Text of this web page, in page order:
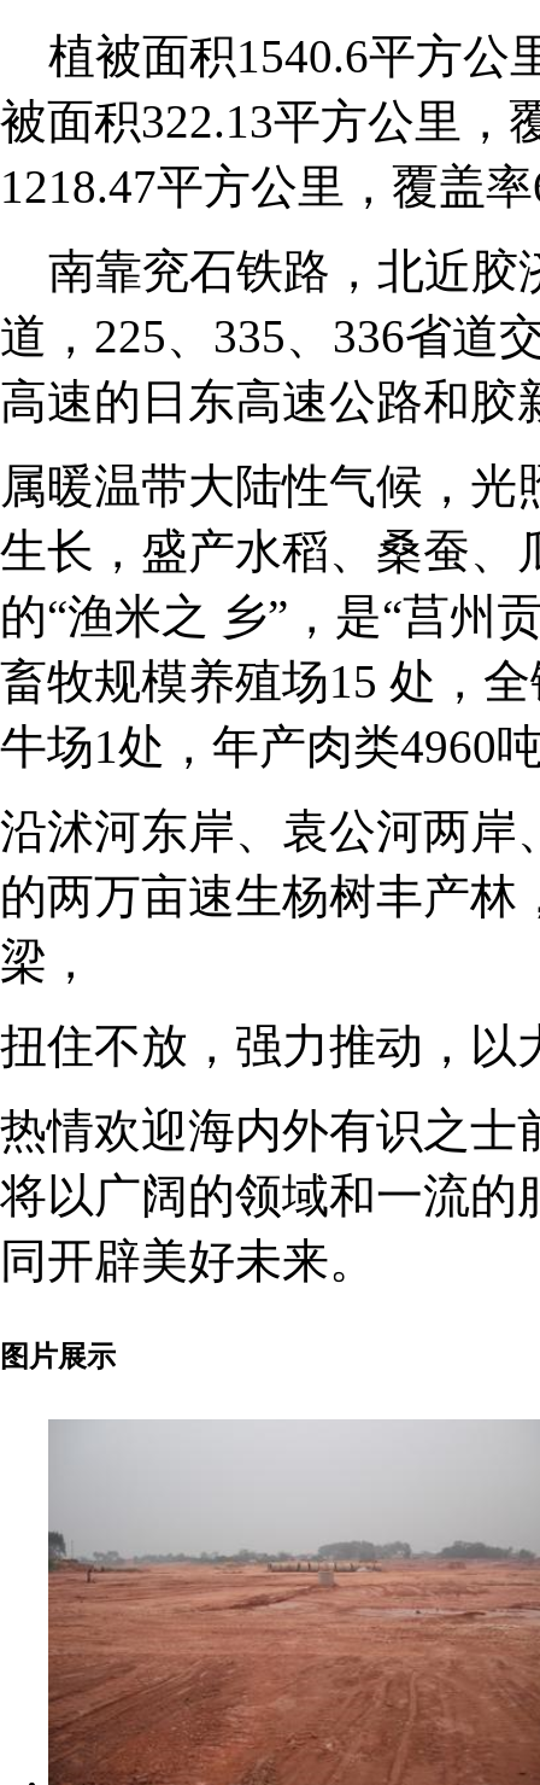
植被面积1540.6平方公
被面积322.13平方公里，
1218.47平方公里，覆盖
南靠兖石铁路，北近胶
道，225、335、336省道
高速的日东高速公路和胶
属暖温带大陆性气候，
生长，盛产水稻、桑蚕、
的“渔米之 乡”，是“莒州
畜牧规模养殖场15 处，
牛场1处，年产肉类4960
沿沭河东岸、袁公河两岸
的两万亩速生杨树丰产
梁，
扭住不放，强力推动，以
热情欢迎海内外有识之士
将以广阔的领域和一流的
同开辟美好未来。
图片展示